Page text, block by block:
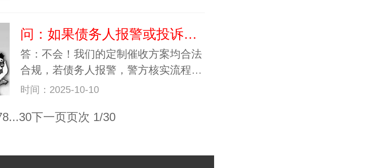
问：如果债务人报警或投诉，我会有风险吗？​
答：不会！我们的定制催收方案均合法
合规，若债务人报警，警方核实流程…
时间：2025-10-10
8...30下一页页次 1/30